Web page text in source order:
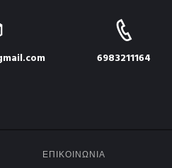
6983211164
ΕΠΙΚΟΙΝΩΝΙΑ